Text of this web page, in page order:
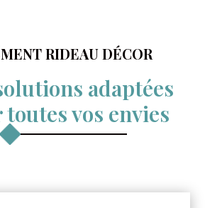
RIDEAU DÉCOR
adaptées
vos envies